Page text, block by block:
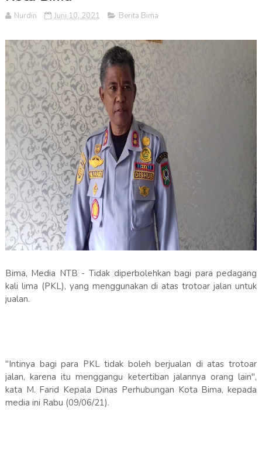
Nurdin Juni 10, 2021 Berita Bima
Bima, Media NTB - Tidak diperbolehkan bagi para pedagang
kali lima (PKL), yang menggunakan di atas trotoar jalan untuk
jualan.
"Intinya bagi para PKL tidak boleh berjualan di atas trotoar
jalan, karena itu menggangu ketertiban jalannya orang lain",
kata M. Farid Kepala Dinas Perhubungan Kota Bima, kepada
media ini Rabu (09/06/21).